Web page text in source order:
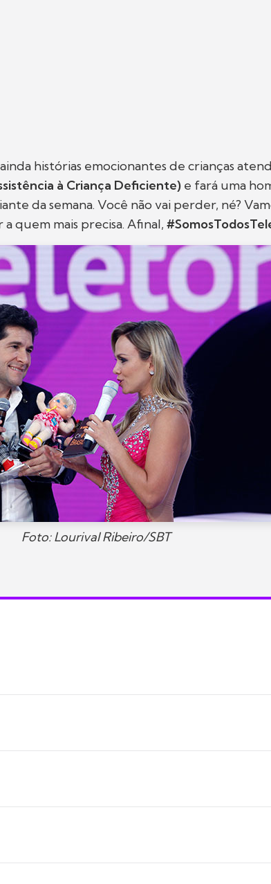
histórias emocionantes de crianças
à Criança Deficiente) e fará uma
da semana. Você não vai perder, né?
quem mais precisa. Afinal,
Foto: Lourival Ribeiro/SBT